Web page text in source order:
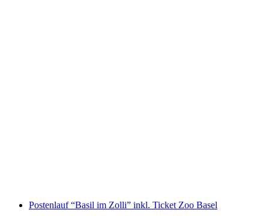
Postenlauf “Basil im Zolli” inkl. Ticket Zoo Basel